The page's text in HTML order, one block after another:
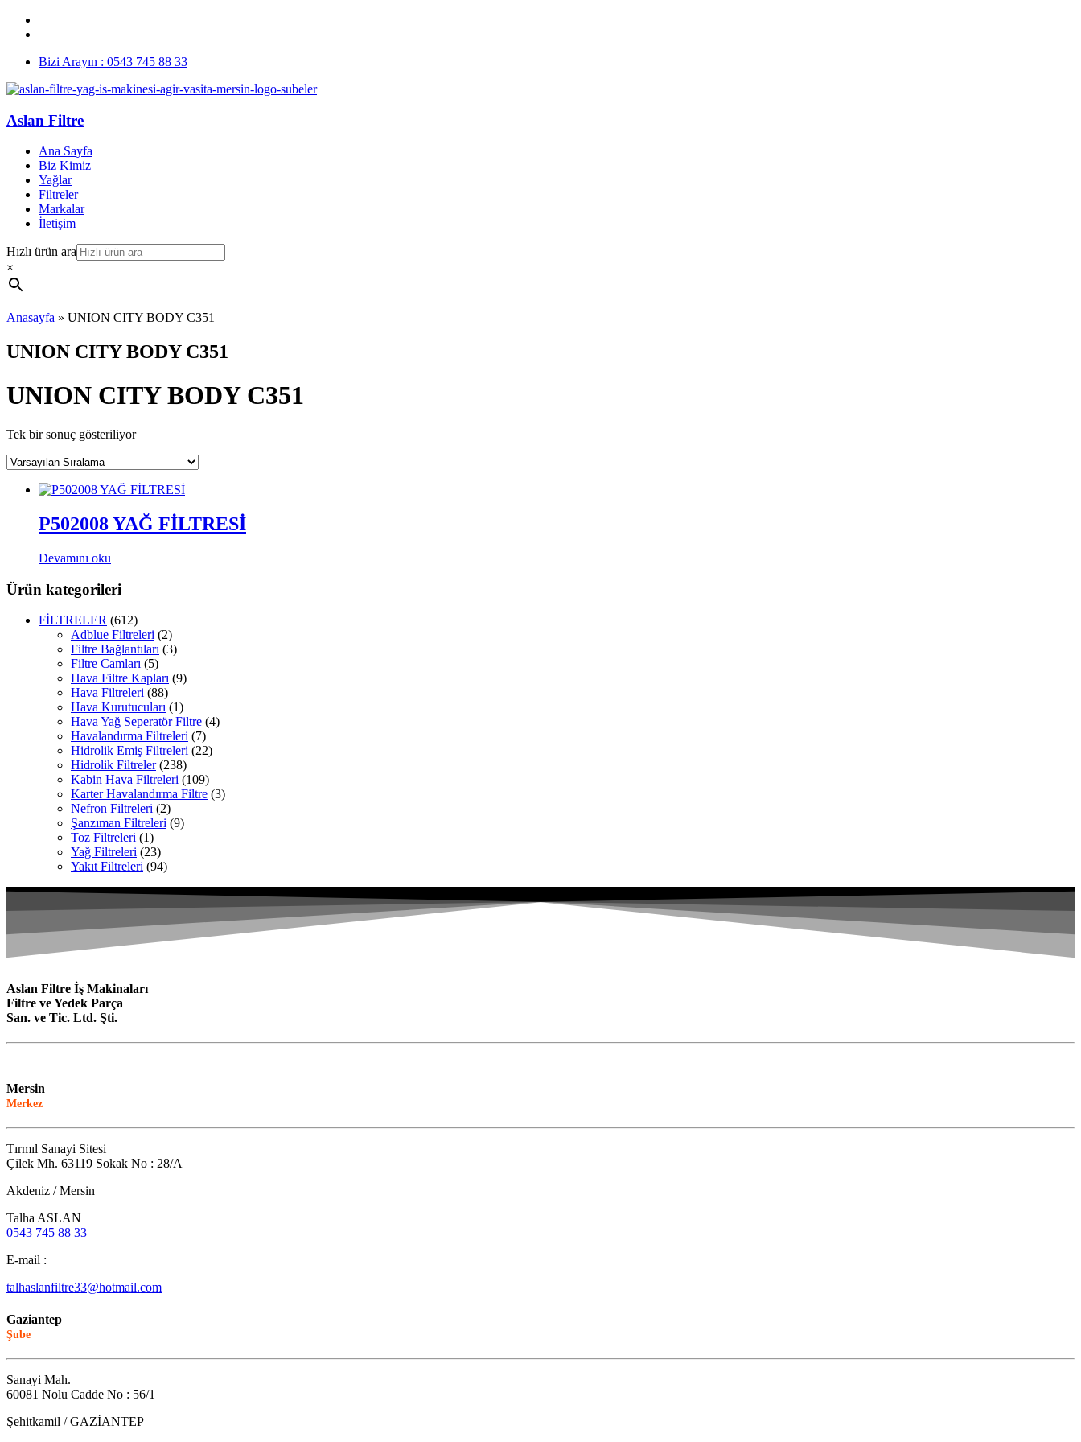
Bizi Arayın : 0543 745 88 33
Aslan Filtre
Ana Sayfa
Biz Kimiz
Yağlar
Filtreler
Markalar
İletişim
Hızlı ürün ara
×
Anasayfa » UNION CITY BODY C351
UNION CITY BODY C351
UNION CITY BODY C351
Tek bir sonuç gösteriliyor
P502008 YAĞ FİLTRESİ
Devamını oku
Ürün kategorileri
FİLTRELER (612)
Adblue Filtreleri (2)
Filtre Bağlantıları (3)
Filtre Camları (5)
Hava Filtre Kapları (9)
Hava Filtreleri (88)
Hava Kurutucuları (1)
Hava Yağ Seperatör Filtre (4)
Havalandırma Filtreleri (7)
Hidrolik Emiş Filtreleri (22)
Hidrolik Filtreler (238)
Kabin Hava Filtreleri (109)
Karter Havalandırma Filtre (3)
Nefron Filtreleri (2)
Şanzıman Filtreleri (9)
Toz Filtreleri (1)
Yağ Filtreleri (23)
Yakıt Filtreleri (94)
Aslan Filtre İş Makinaları
Filtre ve Yedek Parça
San. ve Tic. Ltd. Şti.
Mersin
Merkez
Tırmıl Sanayi Sitesi
Çilek Mh. 63119 Sokak No : 28/A
Akdeniz / Mersin
Talha ASLAN
0543 745 88 33
E-mail :
talhaslanfiltre33@hotmail.com
Gaziantep
Şube
Sanayi Mah.
60081 Nolu Cadde No : 56/1
Şehitkamil / GAZİANTEP